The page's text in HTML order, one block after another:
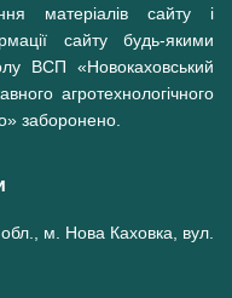
матеріалів сайту і
сайту будь-якими
ВСП «Новокаховський
агротехнологічного
заборонено.
м. Нова Каховка, вул.